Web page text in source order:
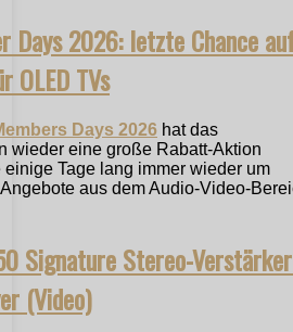
Days 2026: letzte Chance
OLED TVs
Days 2026 hat das
wieder eine große Rabatt-Aktion
einige Tage lang immer wieder um
aus dem Audio-Video-
Signature Stereo-
(Video)